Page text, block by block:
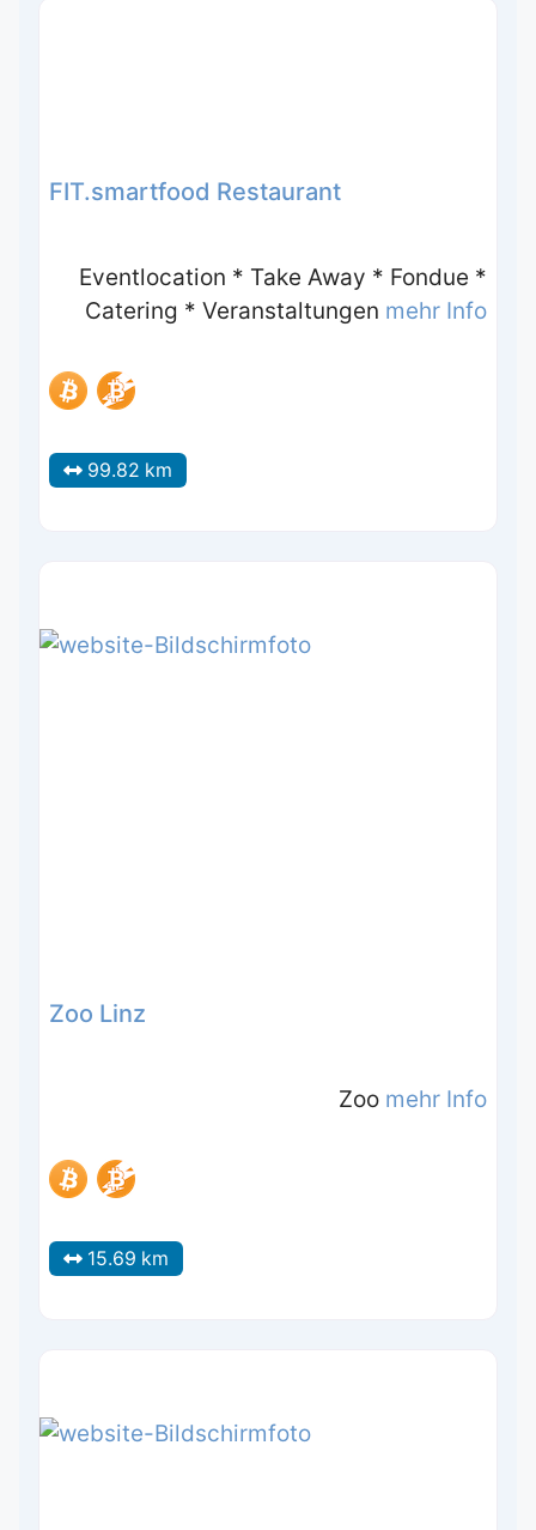
FIT.smartfood Restaurant
Eventlocation * Take Away * Fondue *
Catering * Veranstaltungen mehr Info
99.82 km
Zoo Linz
Zoo mehr Info
15.69 km